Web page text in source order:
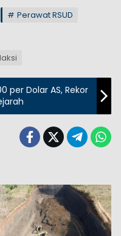
Perawat RSUD
per Dolar AS, Rekor